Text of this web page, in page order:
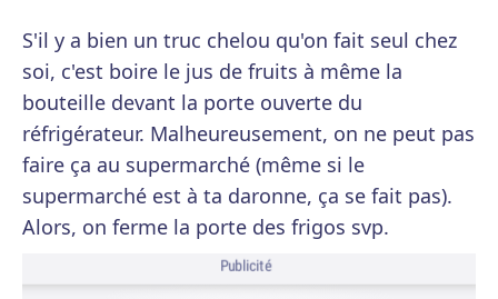
S'il y a bien un truc chelou qu'on fait seul chez
soi, c'est boire le jus de fruits à même la
bouteille devant la porte ouverte du
réfrigérateur. Malheureusement, on ne peut pas
faire ça au supermarché (même si le
supermarché est à ta daronne, ça se fait pas).
Alors, on ferme la porte des frigos svp.
Publicité